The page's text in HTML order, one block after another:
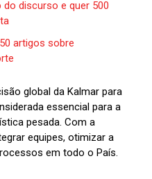
discurso e quer 500
artigos sobre
global da Kalmar para
essencial para a
pesada. Com a
equipes, otimizar a
em todo o País.